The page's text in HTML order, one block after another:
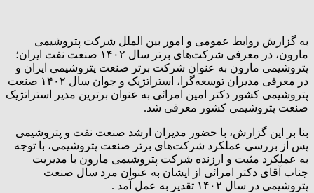
به گزارش روابط عمومی و امور بین الملل شرکت پتروشیمی
مارون، در معرفی شرکت‌های برتر سال ۱۴۰۲ صنعت نفت ایران؛
پتروشیمی مارون به عنوان شرکت برتر صنعت پتروشیمی ایران و
در معرفی مدیران توسعه‌گرا، استراتژیک و جوان سال ۱۴۰۲ صنعت
پتروشیمی کشور دکتر امین امرائی به عنوان برترین مدیر استراتژیک
صنعت پتروشیمی کشور معرفی شد.
بنا بر این گزارش، با حضور مدیران ارشد صنعت نفت و پتروشیمی
پس از بررسی عملکرد شرکت‌های برتر صنعت پتروشیمی، با توجه
به عملکرد مثبت و ارزنده شرکت پتروشیمی مارون با مدیریت
جناب آقای دکتر امرائی از ایشان به عنوان مرد سال صنعت
پتروشیمی در سال ۱۴۰۲ تقدیر به عمل آمد .